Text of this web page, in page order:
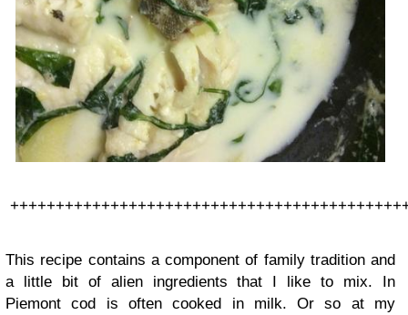
This recipe contains a component of family tradition and
a little bit of alien ingredients that I like to mix. In
Piemont cod is often cooked in milk. Or so at my